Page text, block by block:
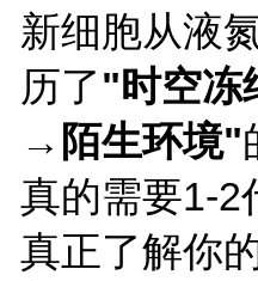
新细胞从液
历了"时空
→陌生环境"
真的需要1-2
真正了解你